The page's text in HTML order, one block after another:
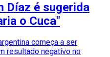
Díaz é sugerida
o Cuca"
começa a ser
resultado negativo no